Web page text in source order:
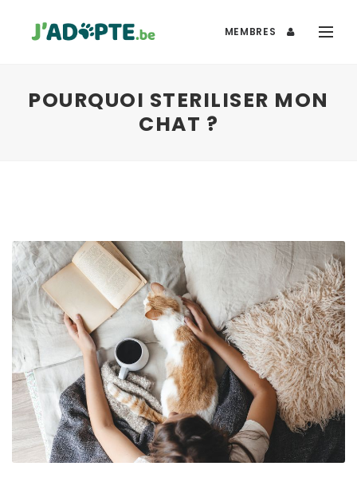
MEMBRES
POURQUOI STERILISER MON
CHAT ?